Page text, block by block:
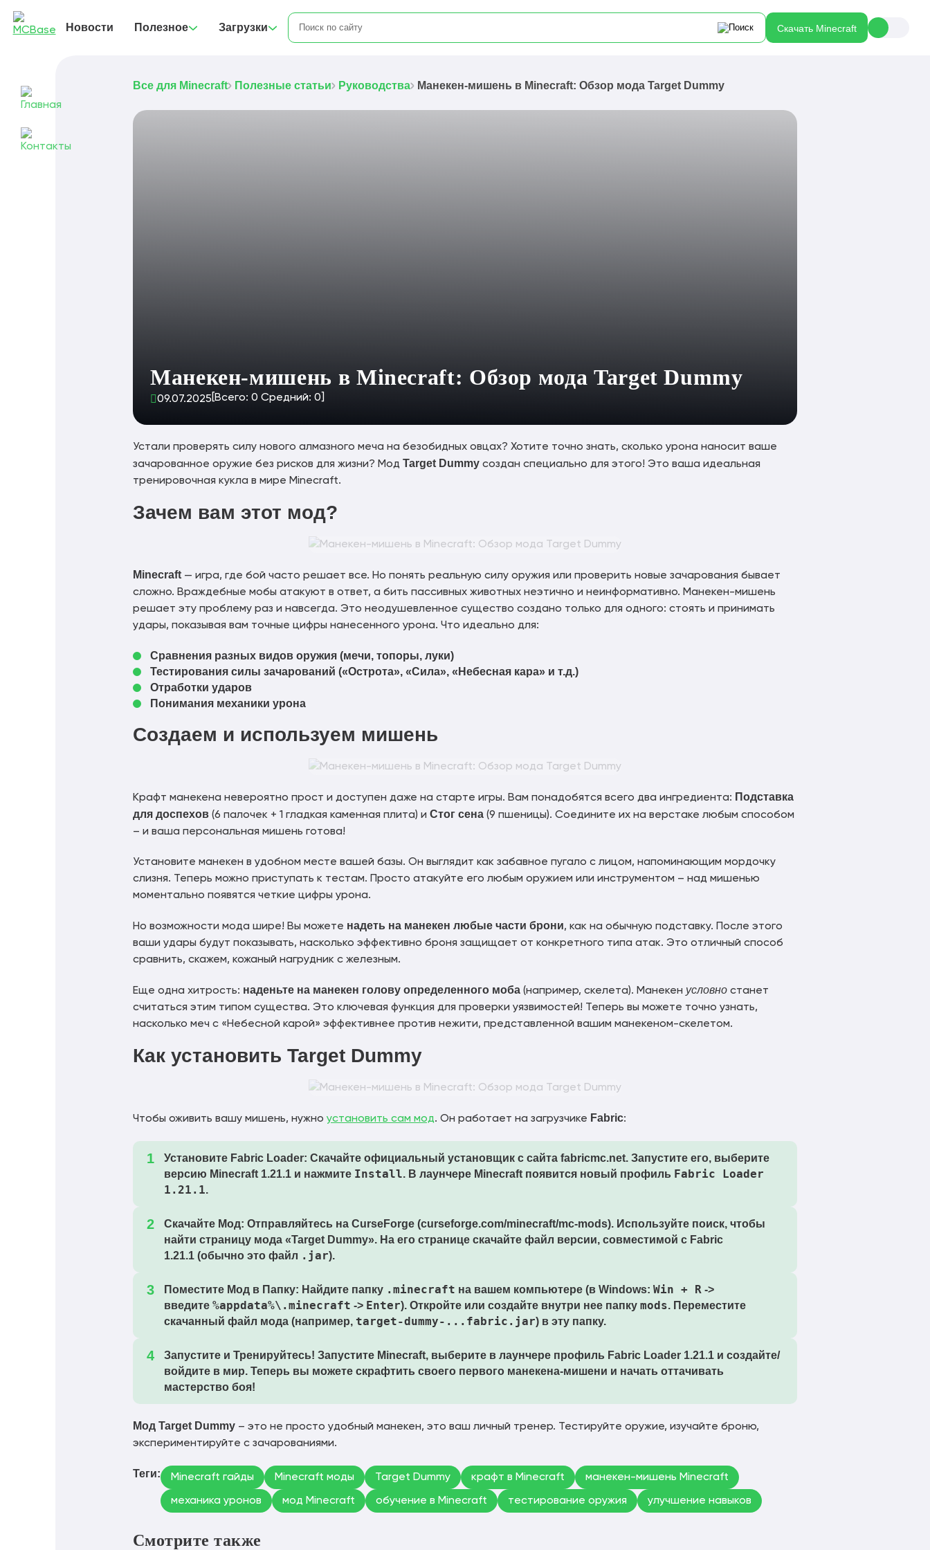
Новости Полезное Загрузки Скачать Minecraft
Все для Minecraft Полезные статьи Руководства Манекен-мишень в Minecraft: Обзор мода Target Dummy
Манекен-мишень в Minecraft: Обзор мода Target Dummy
09.07.2025 [Всего: 0 Средний: 0
Устали проверять силу нового алмазного меча на безобидных овцах? Хотите точно знать, сколько урона наносит ваше
зачарованное оружие без рисков для жизни? Мод Target Dummy создан специально для этого! Это ваша идеальная
тренировочная кукла в мире Minecraft.
Зачем вам этот мод?
Minecraft — игра, где бой часто решает все. Но понять реальную силу оружия или проверить новые зачарования бывает
сложно. Враждебные мобы атакуют в ответ, а бить пассивных животных неэтично и неинформативно. Манекен-мишень
решает эту проблему раз и навсегда. Это неодушевленное существо создано только для одного: стоять и принимать
удары, показывая вам точные цифры нанесенного урона. Что идеально для:
Сравнения разных видов оружия (мечи, топоры, луки)
Тестирования силы зачарований («Острота», «Сила», «Небесная кара» и т.д.)
Отработки ударов
Понимания механики урона
Создаем и используем мишень
Крафт манекена невероятно прост и доступен даже на старте игры. Вам понадобятся всего два ингредиента: Подставка
для доспехов (6 палочек + 1 гладкая каменная плита) и Стог сена (9 пшеницы). Соедините их на верстаке любым способом
– и ваша персональная мишень готова!
Установите манекен в удобном месте вашей базы. Он выглядит как забавное пугало с лицом, напоминающим мордочку
слизня. Теперь можно приступать к тестам. Просто атакуйте его любым оружием или инструментом – над мишенью
моментально появятся четкие цифры урона.
Но возможности мода шире! Вы можете надеть на манекен любые части брони, как на обычную подставку. После этого
ваши удары будут показывать, насколько эффективно броня защищает от конкретного типа атак. Это отличный способ
сравнить, скажем, кожаный нагрудник с железным.
Еще одна хитрость: наденьте на манекен голову определенного моба (например, скелета). Манекен условно станет
считаться этим типом существа. Это ключевая функция для проверки уязвимостей! Теперь вы можете точно узнать,
насколько меч с «Небесной карой» эффективнее против нежити, представленной вашим манекеном-скелетом.
Как установить Target Dummy
Чтобы оживить вашу мишень, нужно установить сам мод. Он работает на загрузчике Fabric:
Установите Fabric Loader: Скачайте официальный установщик с сайта fabricmc.net. Запустите его, выберите
версию Minecraft 1.21.1 и нажмите Install. В лаунчере Minecraft появится новый профиль Fabric Loader
1.21.1.
Скачайте Мод: Отправляйтесь на CurseForge (curseforge.com/minecraft/mc-mods). Используйте поиск, чтобы
найти страницу мода «Target Dummy». На его странице скачайте файл версии, совместимой с Fabric
1.21.1 (обычно это файл .jar).
Поместите Мод в Папку: Найдите папку .minecraft на вашем компьютере (в Windows: Win + R ->
введите %appdata%\.minecraft -> Enter). Откройте или создайте внутри нее папку mods. Переместите
скачанный файл мода (например, target-dummy-...fabric.jar) в эту папку.
Запустите и Тренируйтесь! Запустите Minecraft, выберите в лаунчере профиль Fabric Loader 1.21.1 и создайте/
войдите в мир. Теперь вы можете скрафтить своего первого манекена-мишени и начать оттачивать
мастерство боя!
Мод Target Dummy – это не просто удобный манекен, это ваш личный тренер. Тестируйте оружие, изучайте броню,
экспериментируйте с зачарованиями.
Теги: Minecraft гайды Minecraft моды Target Dummy крафт в Minecraft манекен-мишень Minecraft
механика уронов мод Minecraft обучение в Minecraft тестирование оружия улучшение навыков
Смотрите также